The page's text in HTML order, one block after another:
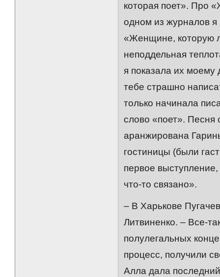
которая поет». Про
одном из журналов я
«Женщине, которую
неподдельная
я показала их моему
тебе страшно
только начинала
слово «поет». Песня
аранжирована
гостиницы (были
первое
что-то связано».
– В Харькове
Литвиненко. – Все-
полулегальных
процесс, получили
Алла дала